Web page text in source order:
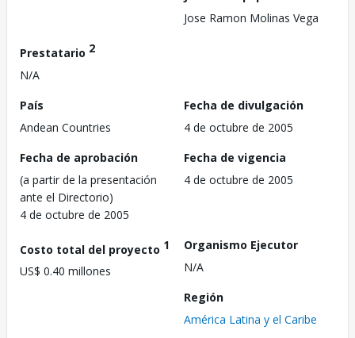
Jose Ramon Molinas Vega
Prestatario 2
N/A
País
Andean Countries
Fecha de divulgación
4 de octubre de 2005
Fecha de aprobación
(a partir de la presentación
ante el Directorio)
4 de octubre de 2005
Fecha de vigencia
4 de octubre de 2005
Costo total del proyecto 1
US$ 0.40 millones
Organismo Ejecutor
N/A
Región
América Latina y el Caribe